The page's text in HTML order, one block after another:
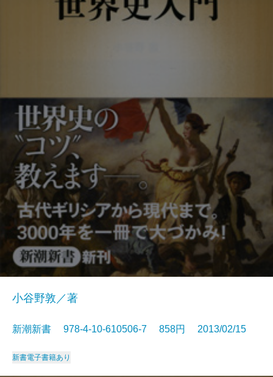
小谷野敦／著
新潮新書 978-4-10-610506-7 858円 2013/02/15
新書電子書籍あり